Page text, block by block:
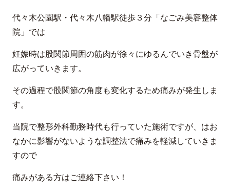
代々木公園駅・代々木八幡駅徒歩３分「なごみ美容整体
院」では
妊娠時は股関節周囲の筋肉が徐々にゆるんでいき骨盤が
広がっていきます。
その過程で股関節の角度も変化するため痛みが発生しま
す。
当院で整形外科勤務時代も行っていた施術ですが、はお
なかに影響がないような調整法で痛みを軽減していきま
すので
痛みがある方はご連絡下さい！